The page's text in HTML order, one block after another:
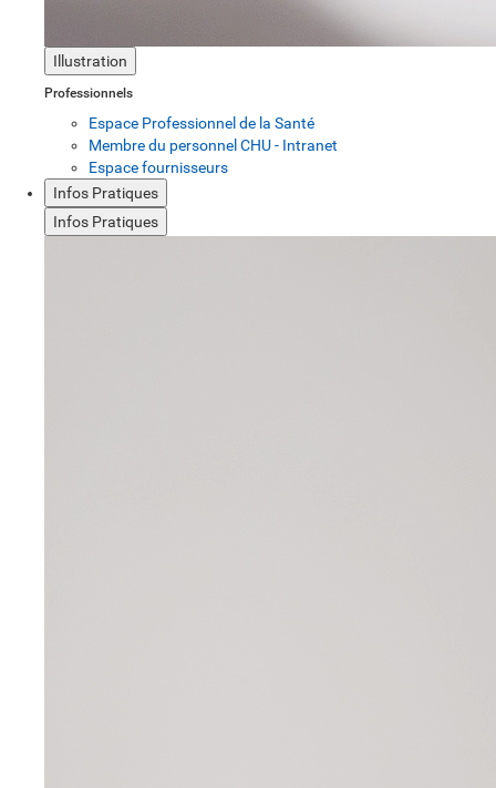
Illustration
Professionnels
Espace Professionnel de la Santé
Membre du personnel CHU - Intranet
Espace fournisseurs
Infos Pratiques
Infos Pratiques